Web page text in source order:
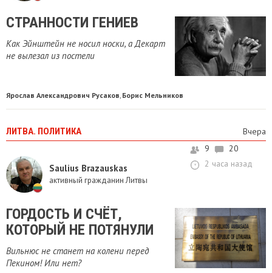
СТРАННОСТИ ГЕНИЕВ
Как Эйнштейн не носил носки, а Декарт
не вылезал из постели
Ярослав Александрович Русаков, Борис Мельников
ЛИТВА. ПОЛИТИКА Вчера
Saulius Brazauskas
активный гражданин Литвы
9
20
2 часа назад
ГОРДОСТЬ И СЧЁТ,
КОТОРЫЙ НЕ ПОТЯНУЛИ
Вильнюс не станет на колени перед
Пекином! Или нет?